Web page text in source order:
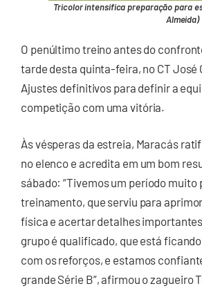
Tricolor intensifica preparação para
Almeida)
O penúltimo treino antes do
tarde desta quinta-feira, no CT José
Ajustes definitivos para definir a
competição com uma vitória.
Às vésperas da estreia, Maracás
no elenco e acredita em um bom
sábado: “Tivemos um período muito
treinamento, que serviu para
física e acertar detalhes
grupo é qualificado, que está
com os reforços, e estamos
grande Série B”, afirmou o zagueiro